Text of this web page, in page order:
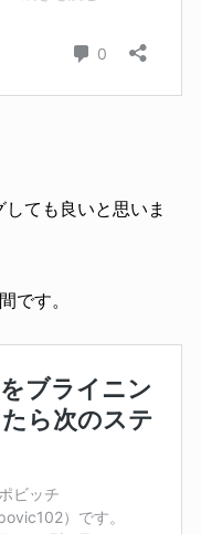
ても良いと思いま
です。